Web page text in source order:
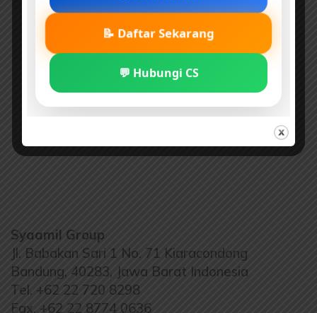
Syaamil Group
Jl. Babakan Sari 1 No. 71 Kiaracondong
Bandung, 40283, Jawa Barat Indonesia
Tel. +62 22 720 8298
Fax. +62 22 8774 0636
📝 Daftar Sekarang
💬 Hubungi CS